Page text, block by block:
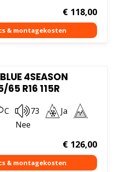
€118,00
4SEASON
65 R16 115R
C 73
Ja
Nee
€126,00